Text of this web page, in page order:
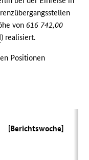
von616 742,00
) realisiert.
Positionen
[Berichtswoche]